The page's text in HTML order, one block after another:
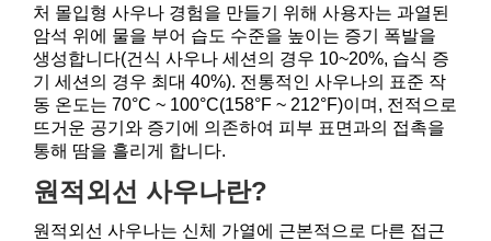
처 몰입형 사우나 경험을 만들기 위해 사용자는 과열된
암석 위에 물을 부어 습도 수준을 높이는 증기 폭발을
생성합니다(건식 사우나 세션의 경우 10~20%, 습식 증
기 세션의 경우 최대 40%). 전통적인 사우나의 표준 작
동 온도는 70°C ~ 100°C(158°F ~ 212°F)이며, 전적으로
뜨거운 공기와 증기에 의존하여 피부 표면과의 접촉을
통해 땀을 흘리게 합니다.
원적외선 사우나란?
원적외선 사우나는 신체 가열에 근본적으로 다른 접근